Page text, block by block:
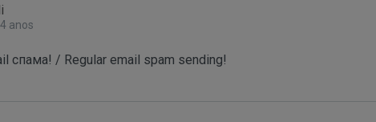
anos
спама! / Regular email spam sending!